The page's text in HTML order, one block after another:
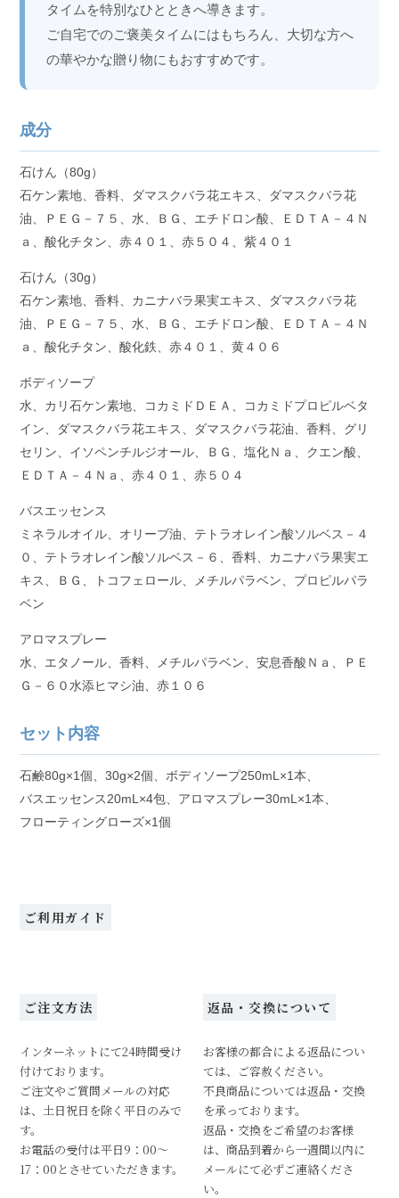
タイムを特別なひとときへ導きます。
ご自宅でのご褒美タイムにはもちろん、大切な方へ
の華やかな贈り物にもおすすめです。
成分
石けん（80g）
石ケン素地、香料、ダマスクバラ花エキス、ダマスクバラ花
油、ＰＥＧ－７５、水、ＢＧ、エチドロン酸、ＥＤＴＡ－４Ｎ
ａ、酸化チタン、赤４０１、赤５０４、紫４０１
石けん（30g）
石ケン素地、香料、カニナバラ果実エキス、ダマスクバラ花
油、ＰＥＧ－７５、水、ＢＧ、エチドロン酸、ＥＤＴＡ－４Ｎ
ａ、酸化チタン、酸化鉄、赤４０１、黄４０６
ボディソープ
水、カリ石ケン素地、コカミドＤＥＡ、コカミドプロピルベタ
イン、ダマスクバラ花エキス、ダマスクバラ花油、香料、グリ
セリン、イソペンチルジオール、ＢＧ、塩化Ｎａ、クエン酸、
ＥＤＴＡ－４Ｎａ、赤４０１、赤５０４
バスエッセンス
ミネラルオイル、オリーブ油、テトラオレイン酸ソルベス－４
０、テトラオレイン酸ソルベス－６、香料、カニナバラ果実エ
キス、ＢＧ、トコフェロール、メチルパラベン、プロピルパラ
ベン
アロマスプレー
水、エタノール、香料、メチルパラベン、安息香酸Ｎａ、ＰＥ
Ｇ－６０水添ヒマシ油、赤１０６
セット内容
石鹸80g×1個、30g×2個、ボディソープ250mL×1本、
バスエッセンス20mL×4包、アロマスプレー30mL×1本、
フローティングローズ×1個
ご利用ガイド
ご注文方法
インターネットにて24時間受け
付けております。
ご注文やご質問メールの対応
は、土日祝日を除く平日のみで
す。
お電話の受付は平日9：00～
17：00とさせていただきます。
返品・交換について
お客様の都合による返品につい
ては、ご容赦ください。
不良商品については返品・交換
を承っております。
返品・交換をご希望のお客様
は、商品到着から一週間以内に
メールにて必ずご連絡くださ
い。